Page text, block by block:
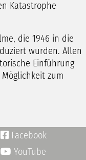
Katastrophe
die 1946 in die
wurden. Allen
Einführung
zum
 Facebook
YouTube